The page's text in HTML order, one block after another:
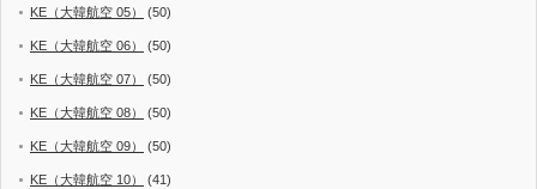
KE（大韓航空 05） (50)
KE（大韓航空 06） (50)
KE（大韓航空 07） (50)
KE（大韓航空 08） (50)
KE（大韓航空 09） (50)
KE（大韓航空 10） (41)